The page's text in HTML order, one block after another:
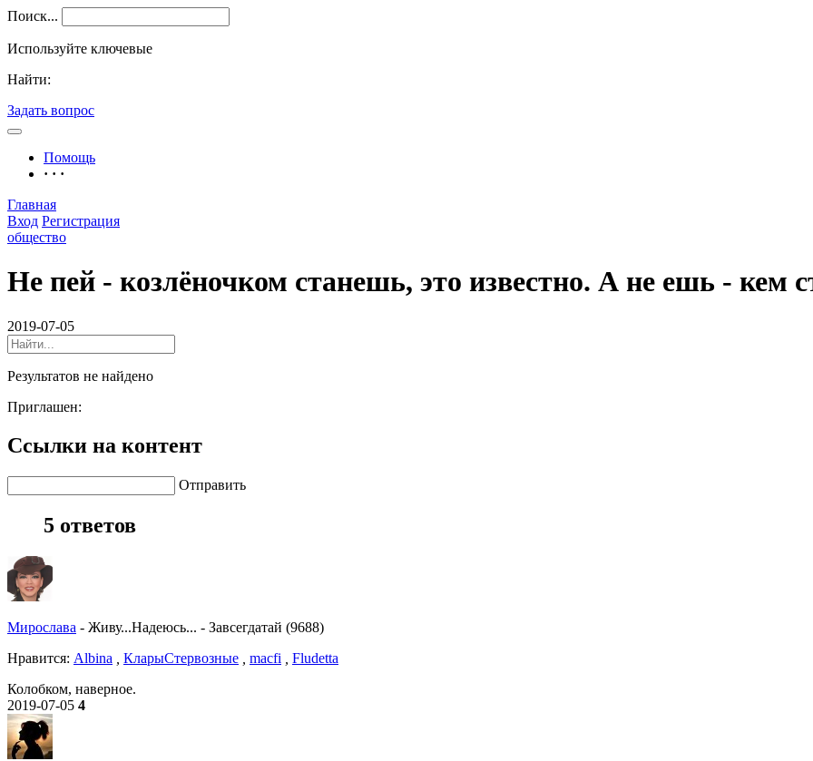
Поиск...
Используйте ключевые
Найти:
Задать вопрос
Помощь
· · ·
Главная
Вход Регистрация
общество
Не пей - козлёночком станешь, это известно. А не ешь - кем
2019-07-05
Результатов не найдено
Приглашен:
Ссылки на контент
Отправить
5 ответов
Мирослава - Живу...Надеюсь... - Завсегдатай (9688)
Нравитcя: Albina КларыСтервозные macfi
Fludetta
Колобком, наверное.
2019-07-05 4